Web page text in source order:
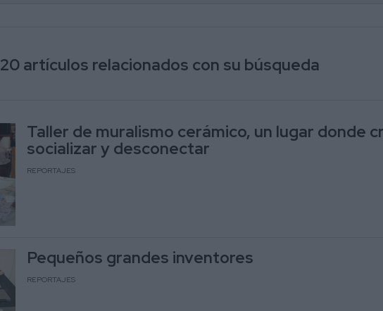
20 artículos relacionados con su búsqueda
Taller de muralismo cerámico, un lugar donde
socializar y desconectar
REPORTAJES
Pequeños grandes inventores
REPORTAJES